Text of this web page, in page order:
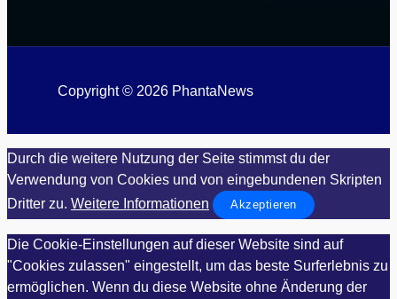
Copyright © 2026 PhantaNews
Durch die weitere Nutzung der Seite stimmst du der
Verwendung von Cookies und von eingebundenen Skripten
Dritter zu. Weitere Informationen Akzeptieren
Die Cookie-Einstellungen auf dieser Website sind auf
"Cookies zulassen" eingestellt, um das beste Surferlebnis zu
ermöglichen. Wenn du diese Website ohne Änderung der